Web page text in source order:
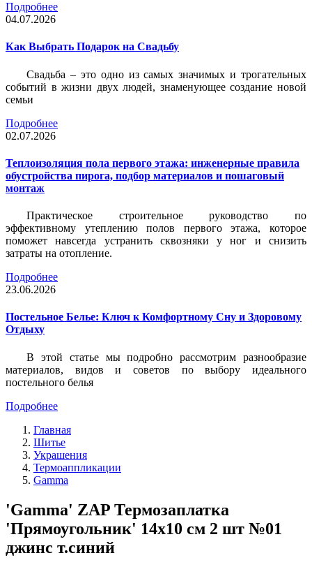
Подробнее
04.07.2026
Как Выбрать Подарок на Свадьбу
Свадьба – это одно из самых значимых и трогательных
событий в жизни двух людей, знаменующее создание новой
семьи
Подробнее
02.07.2026
Теплоизоляция пола первого этажа: инженерные правила
обустройства пирога, подбор материалов и пошаговый
монтаж
Практическое строительное руководство по
эффективному утеплению полов первого этажа, которое
поможет навсегда устранить сквозняки у ног и снизить
затраты на отопление.
Подробнее
23.06.2026
Постельное Белье: Ключ к Комфортному Сну и Здоровому
Отдыху
В этой статье мы подробно рассмотрим разнообразие
материалов, видов и советов по выбору идеального
постельного белья
Подробнее
Главная
Шитье
Украшения
Термоаппликации
Gamma
'Gamma' ZAP Термозаплатка
'Прямоугольник' 14х10 см 2 шт №01
джинс т.синий